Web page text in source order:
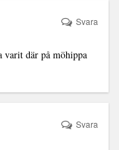
varit där på möhippa
Svara
Svara